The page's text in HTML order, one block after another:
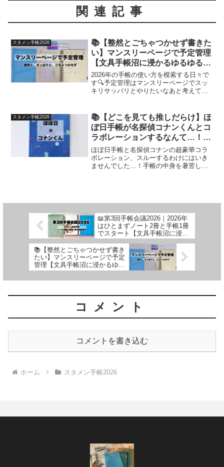
関連記事
スタメン手帳2026
📚【整然とごちゃつかせず書きた
い】マンスリーページで予定管理
【文具手帳沼に浸かるゆるゆる主
婦の手帳生活】
2026年の手帳の使い方を模索する日々で
す🔍予定管理はマンスリーページでスッ
キリサッパリとやりたいなあと考えてい
スタメン手帳2026
📚【どこを見ても推しだらけ】ほ
ぼ日手帳が名探偵コナンくんとコ
ラボレーションするなんて…！
【文具手帳沼に浸かるゆるゆる主
婦の手帳生活】
ほぼ日手帳と名探偵コナンの超豪華コラ
ボレーション、スルーするわけにはいき
ませんでした…！手帳の中身を暑苦しく
📖第3回手帳会議2026｜2026年
はひとまずノート2冊と手帳1冊
でスタート【文具手帳沼に浸か
るゆるゆる主婦の手帳生活】
📚【整然とごちゃつかせず書き
たい】マンスリーページで予定
管理【文具手帳沼に浸かるゆる
ゆる主婦の手帳生活】
コメント
コメントを書き込む
ホーム スタメン手帳2026